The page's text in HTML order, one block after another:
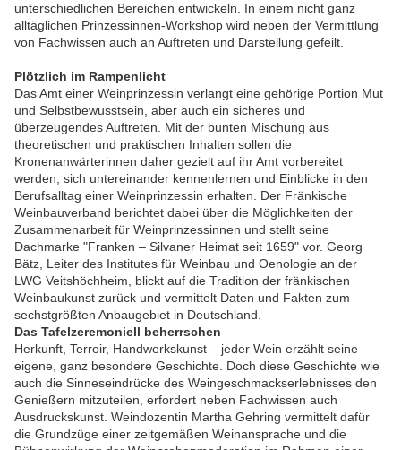
unterschiedlichen Bereichen entwickeln. In einem nicht ganz
alltäglichen Prinzessinnen-Workshop wird neben der Vermittlung
von Fachwissen auch an Auftreten und Darstellung gefeilt.
Plötzlich im Rampenlicht
Das Amt einer Weinprinzessin verlangt eine gehörige Portion Mut
und Selbstbewusstsein, aber auch ein sicheres und
überzeugendes Auftreten. Mit der bunten Mischung aus
theoretischen und praktischen Inhalten sollen die
Kronenanwärterinnen daher gezielt auf ihr Amt vorbereitet
werden, sich untereinander kennenlernen und Einblicke in den
Berufsalltag einer Weinprinzessin erhalten. Der Fränkische
Weinbauverband berichtet dabei über die Möglichkeiten der
Zusammenarbeit für Weinprinzessinnen und stellt seine
Dachmarke "Franken – Silvaner Heimat seit 1659" vor. Georg
Bätz, Leiter des Institutes für Weinbau und Oenologie an der
LWG Veitshöchheim, blickt auf die Tradition der fränkischen
Weinbaukunst zurück und vermittelt Daten und Fakten zum
sechstgrößten Anbaugebiet in Deutschland.
Das Tafelzeremoniell beherrschen
Herkunft, Terroir, Handwerkskunst – jeder Wein erzählt seine
eigene, ganz besondere Geschichte. Doch diese Geschichte wie
auch die Sinneseindrücke des Weingeschmackserlebnisses den
Genießern mitzuteilen, erfordert neben Fachwissen auch
Ausdruckskunst. Weindozentin Martha Gehring vermittelt dafür
die Grundzüge einer zeitgemäßen Weinansprache und die